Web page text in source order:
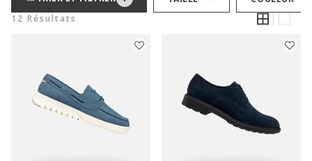
12 Résultats